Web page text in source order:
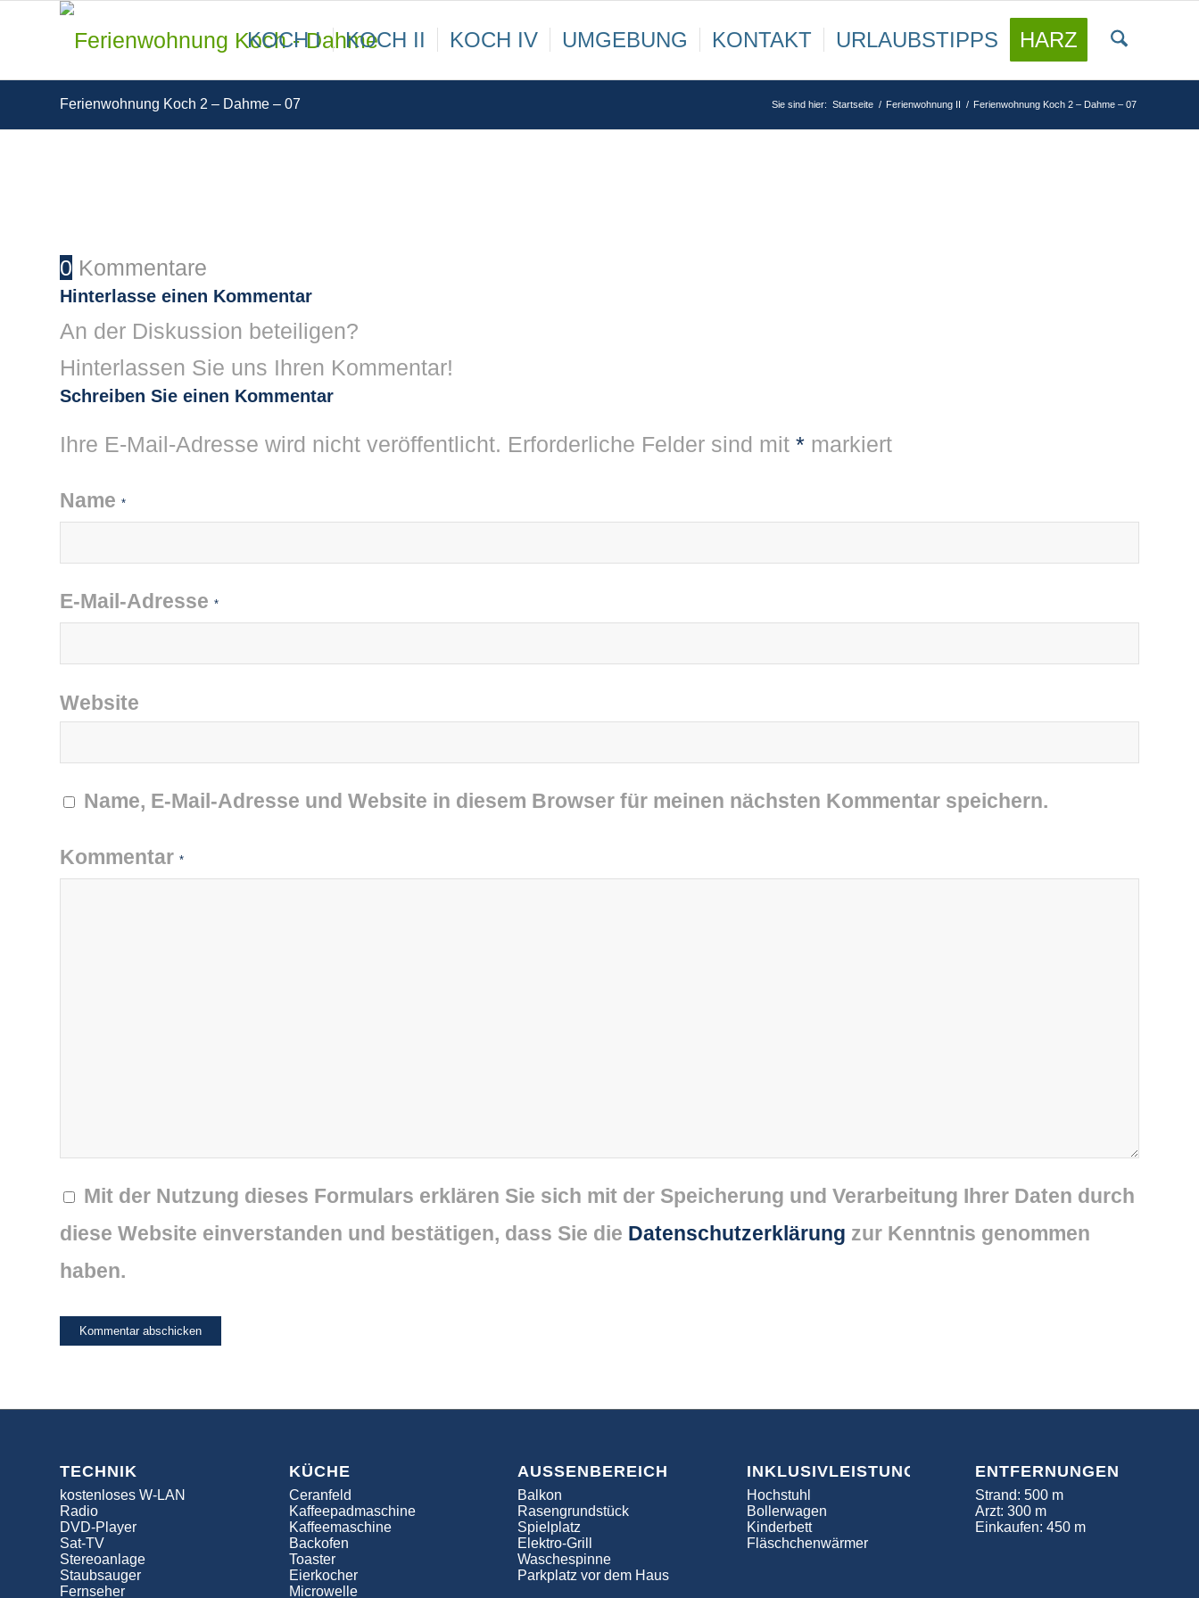
KOCH I KOCH II KOCH IV UMGEBUNG KONTAKT URLAUBSTIPPS HARZ
Ferienwohnung Koch 2 – Dahme – 07 Sie sind hier: Startseite / Ferienwohnung II / Ferienwohnung Koch 2 – Dahme – 07
0 Kommentare
Hinterlasse einen Kommentar
An der Diskussion beteiligen?
Hinterlassen Sie uns Ihren Kommentar!
Schreiben Sie einen Kommentar
Ihre E-Mail-Adresse wird nicht veröffentlicht. Erforderliche Felder sind mit * markiert
Name *
E-Mail-Adresse *
Website
Name, E-Mail-Adresse und Website in diesem Browser für meinen nächsten Kommentar speichern.
Kommentar *
Mit der Nutzung dieses Formulars erklären Sie sich mit der Speicherung und Verarbeitung Ihrer Daten durch
diese Website einverstanden und bestätigen, dass Sie die Datenschutzerklärung zur Kenntnis genommen
haben.
TECHNIK
kostenloses W-LAN
Radio
DVD-Player
Sat-TV
Stereoanlage
Staubsauger
Fernseher
KÜCHE
Ceranfeld
Kaffeepadmaschine
Kaffeemaschine
Backofen
Toaster
Eierkocher
Microwelle
AUSSENBEREICH
Balkon
Rasengrundstück
Spielplatz
Elektro-Grill
Waschespinne
Parkplatz vor dem Haus
INKLUSIVLEISTUNGEN
Hochstuhl
Bollerwagen
Kinderbett
Fläschchenwärmer
ENTFERNUNGEN
Strand: 500 m
Arzt: 300 m
Einkaufen: 450 m